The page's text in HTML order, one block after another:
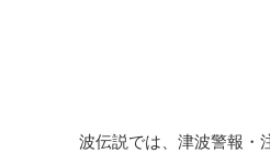
波伝説では、津波警報・